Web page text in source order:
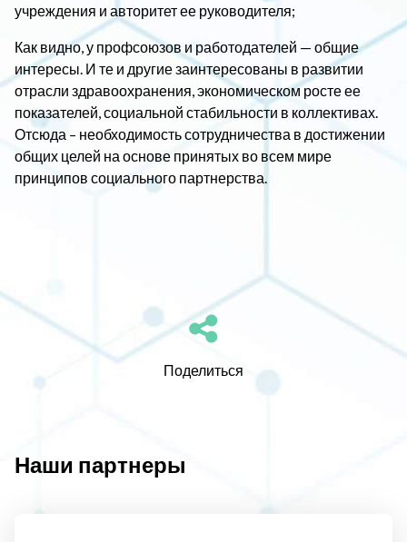
учреждения и авторитет ее руководителя;
Как видно, у профсоюзов и работодателей — общие
интересы. И те и другие заинтересованы в развитии
отрасли здравоохранения, экономическом росте ее
показателей, социальной стабильности в коллективах.
Отсюда – необходимость сотрудничества в достижении
общих целей на основе принятых во всем мире
принципов социального партнерства.
Поделиться
Наши партнеры